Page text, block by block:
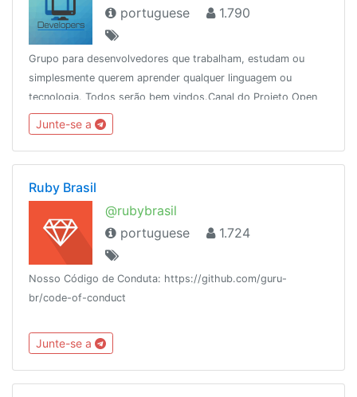
portuguese
1.790
Grupo para desenvolvedores que trabalham, estudam ou
simplesmente querem aprender qualquer linguagem ou
tecnologia. Todos serão bem vindos.Canal do Projeto Open
Source (DevBot) do grupo:https://t.me/projetodevelopers
Junte-se a
Ruby Brasil
@rubybrasil
portuguese
1.724
Nosso Código de Conduta: https://github.com/guru-
br/code-of-conduct
Junte-se a